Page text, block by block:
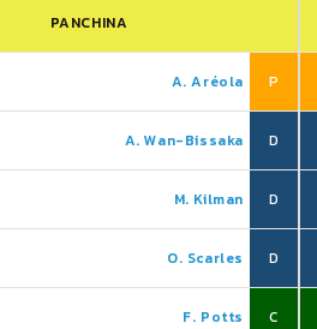
PANCHINA
A. Aréola P
A. Wan-Bissaka D
M. Kilman D
O. Scarles D
F. Potts C